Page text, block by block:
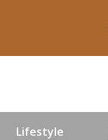
Lifestyle